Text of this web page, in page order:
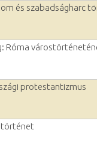
és szabadságharc
Róma
protestantizmus
történet